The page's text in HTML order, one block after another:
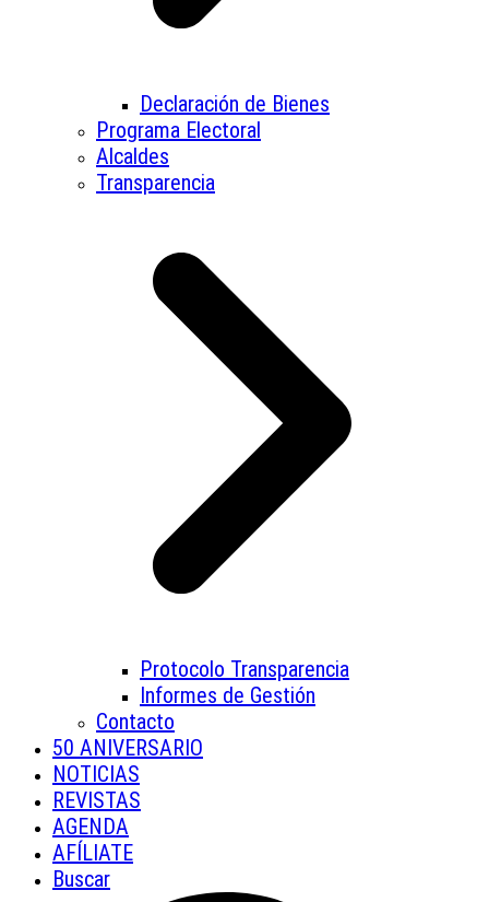
Declaración de Bienes
Programa Electoral
Alcaldes
Transparencia
Protocolo Transparencia
Informes de Gestión
Contacto
50 ANIVERSARIO
NOTICIAS
REVISTAS
AGENDA
AFÍLIATE
Buscar